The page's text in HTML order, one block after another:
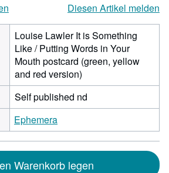
Diesen Artikel melden
Louise Lawler It is Something
Like / Putting Words in Your
Mouth postcard (green, yellow
and red version)
Self published nd
Ephemera
Warenkorb legen